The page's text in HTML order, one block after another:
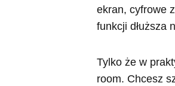
ekran, cyfrowe
funkcji dłuższa
Tylko że w
room. Chcesz